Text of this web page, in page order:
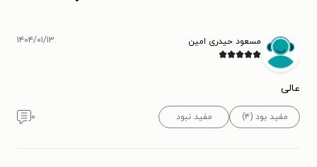
مسعود حیدری امین ۱۴۰۴/۰۱/۱۳
عالی
مفید بود (۴) مفید نبود ۰